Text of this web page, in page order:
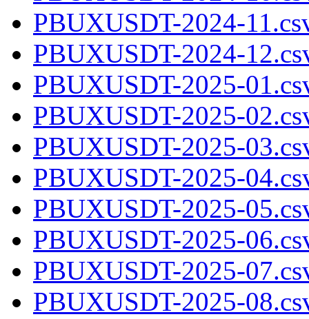
PBUXUSDT-2024-
PBUXUSDT-2024-
PBUXUSDT-2025-
PBUXUSDT-2025-
PBUXUSDT-2025-
PBUXUSDT-2025-
PBUXUSDT-2025-
PBUXUSDT-2025-
PBUXUSDT-2025-
PBUXUSDT-2025-